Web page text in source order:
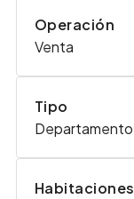
Operación
Venta
Tipo
Departamento
Habitaciones